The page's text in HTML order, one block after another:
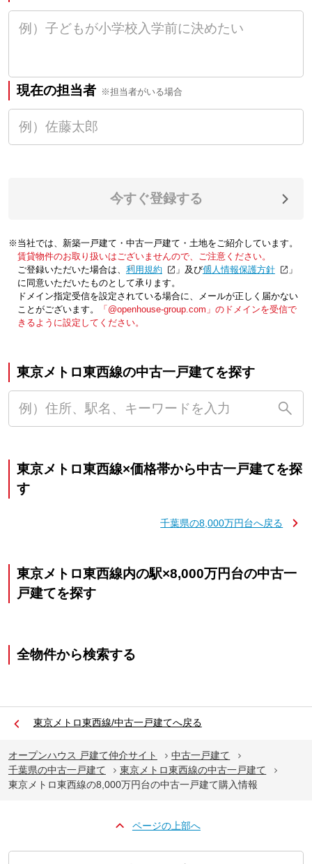
現在の担当者 ※担当者がいる場合
今すぐ登録する
※当社では、新築一戸建て・中古一戸建て・土地をご紹介しています。
賃貸物件のお取り扱いはございませんので、ご注意ください。
ご登録いただいた場合は、「利用規約 」及び「個人情報保護方針
」
に同意いただいたものとして承ります。
ドメイン指定受信を設定されている場合に、メールが正しく届かない
ことがございます。
「@openhouse-group.com」のドメインを受信で
きるように設定してください。
東京メトロ東西線の中古一戸建てを探す
東京メトロ東西線×価格帯から中古一戸建てを探
す
千葉県の8,000万円台へ戻る
東京メトロ東西線内の駅×8,000万円台の中古一
戸建てを探す
全物件から検索する
東京メトロ東西線/中古一戸建てへ戻る
オープンハウス 戸建て仲介サイト
中古一戸建て
千葉県の中古一戸建て
東京メトロ東西線の中古一戸建て
東京メトロ東西線の8,000万円台の中古一戸建て購入情報
ページの上部へ